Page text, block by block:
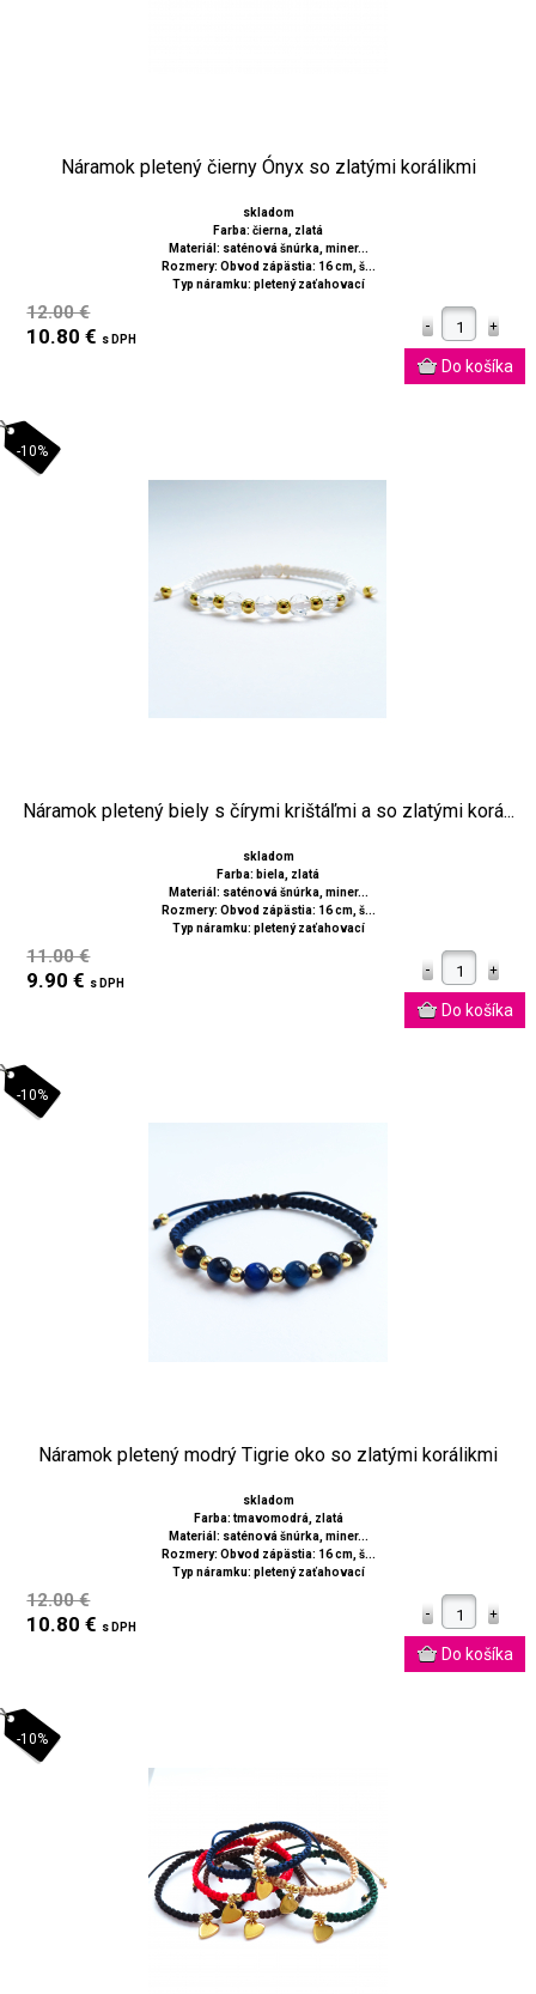
Náramok pletený čierny Ónyx so zlatými korálikmi
skladom
Farba: čierna, zlatá
Materiál: saténová šnúrka, miner...
Rozmery: Obvod zápästia: 16 cm, š...
Typ náramku: pletený zaťahovací
12.00 €
10.80 € s DPH
-10%
Náramok pletený biely s čírymi krištáľmi a so zlatými korá...
skladom
Farba: biela, zlatá
Materiál: saténová šnúrka, miner...
Rozmery: Obvod zápästia: 16 cm, š...
Typ náramku: pletený zaťahovací
11.00 €
9.90 € s DPH
-10%
Náramok pletený modrý Tigrie oko so zlatými korálikmi
skladom
Farba: tmavomodrá, zlatá
Materiál: saténová šnúrka, miner...
Rozmery: Obvod zápästia: 16 cm, š...
Typ náramku: pletený zaťahovací
12.00 €
10.80 € s DPH
-10%